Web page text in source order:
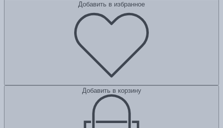
Добавить в избранное
Добавить в корзину